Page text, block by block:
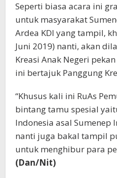
Seperti biasa acara ini
untuk masyarakat
Ardea KDI yang tampil,
Juni 2019) nanti, akan
Kreasi Anak Negeri
ini bertajuk Panggung
“Khusus kali ini RuAs
bintang tamu spesial
Indonesia asal Sumenep
nanti juga bakal tampil
untuk menghibur para
(Dan/Nit)